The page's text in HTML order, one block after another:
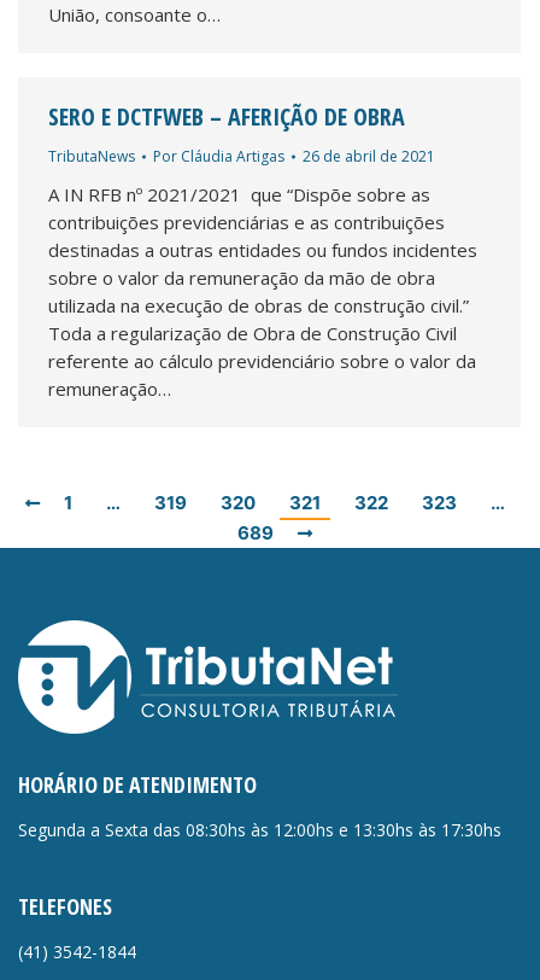
União, consoante o…
SERO E DCTFWEB – AFERIÇÃO DE OBRA
TributaNews Por Cláudia Artigas 26 de abril de 2021
A IN RFB nº 2021/2021 que “Dispõe sobre as
contribuições previdenciárias e as contribuições
destinadas a outras entidades ou fundos incidentes
sobre o valor da remuneração da mão de obra
utilizada na execução de obras de construção civil.”
Toda a regularização de Obra de Construção Civil
referente ao cálculo previdenciário sobre o valor da
remuneração…
1 … 319 320 321 322 323
…
689
HORÁRIO DE ATENDIMENTO
Segunda a Sexta das 08:30hs às 12:00hs e 13:30hs às 17:30hs
TELEFONES
(41) 3542-1844